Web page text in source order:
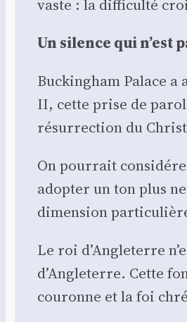
vaste : la dif­fi­cul­té
Un silence qui n’est
Buckin­gham Palace a
II, cette prise de
résur­rec­tion du
On pour­rait
adop­ter un ton plus
dimen­sion
Le roi d’Angleterre
d’Angleterre. Cette
cou­ronne et la foi